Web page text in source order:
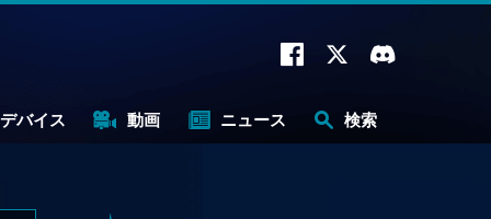
デバイス 動画 ニュース 検索